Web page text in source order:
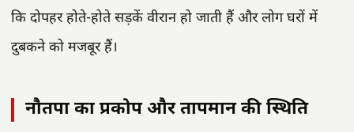
कि दोपहर होते-होते सड़कें वीरान हो जाती हैं और लोग घरों में
दुबकने को मजबूर हैं।
नौतपा का प्रकोप और तापमान की स्थिति